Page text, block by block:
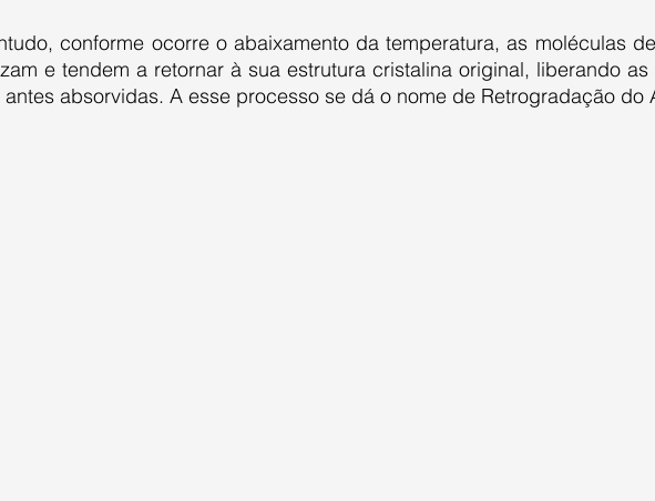
e tendem a retornar à sua estrutura cristalina original, liberando as
absorvidas. A esse processo se dá o nome de Retrogradação do